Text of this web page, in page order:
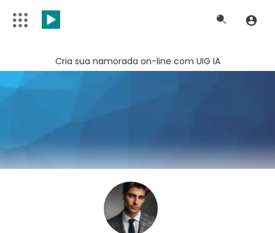
Cria sua namorada on-line com UIG IA